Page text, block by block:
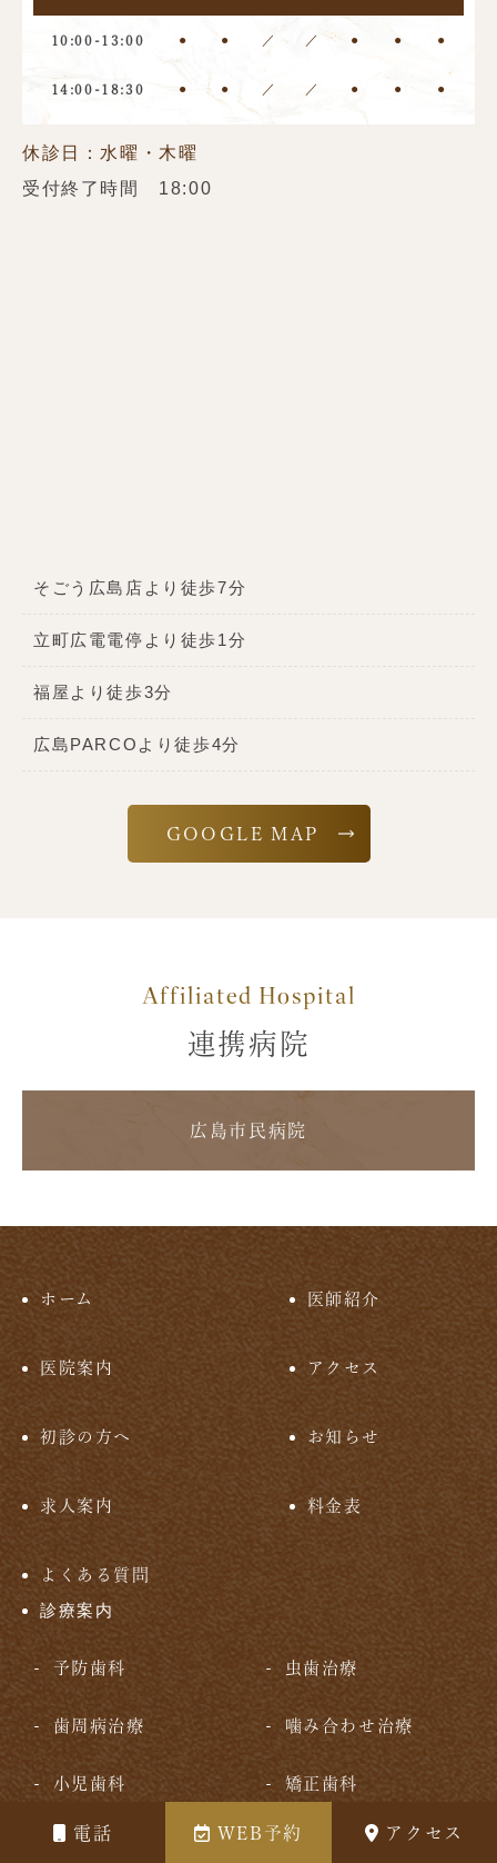
電話 WEB予約 アクセス
10:00-13:00 ● ● ／ ／ ● ● ●
14:00-18:30 ● ● ／ ／ ● ● ●
休診日：水曜・木曜
受付終了時間 18:00
そごう広島店より徒歩7分
立町広電電停より徒歩1分
福屋より徒歩3分
広島PARCOより徒歩4分
GOOGLE MAP
Affiliated Hospital
連携病院
広島市民病院
ホーム 医師紹介
医院案内 アクセス
初診の方へ お知らせ
求人案内 料金表
よくある質問
診療案内
予防歯科 虫歯治療
歯周病治療 噛み合わせ治療
小児歯科 矯正歯科
ホワイトニング 審美歯科